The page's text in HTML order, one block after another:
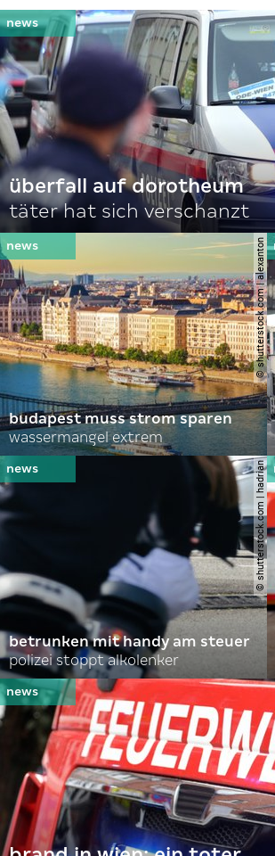
überfall auf dorotheum
täter hat sich verschanzt
© shutterstock.com | alexanton
budapest muss strom sparen
wassermangel extrem
© shutterstock.com | hadrian
betrunken mit handy am steuer
polizei stoppt alkolenker